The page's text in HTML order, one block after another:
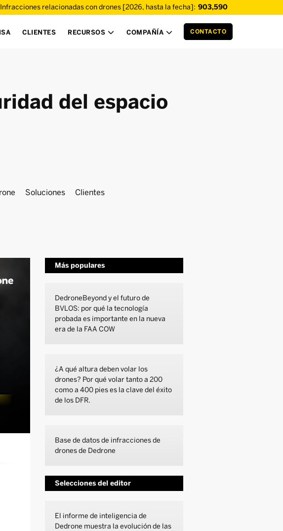
Infracciones relacionadas con drones [2026, hasta la fecha]: 903,590
CLIENTES RECURSOS  COMPAÑÍA  CONTACTO
del espacio
Soluciones Clientes
Más populares
DedroneBeyond y el futuro de
BVLOS: por qué la tecnología
probada es importante en la nueva
era de la FAA COW
¿A qué altura deben volar los
drones? Por qué volar tanto a 200
como a 400 pies es la clave del éxito
de los DFR.
Base de datos de infracciones de
drones de Dedrone
Selecciones del editor
El informe de inteligencia de
Dedrone muestra la evolución de las